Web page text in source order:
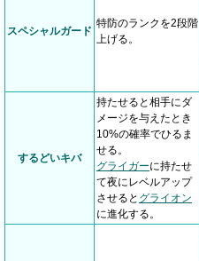
スペシャルガード
特防のランクを2段階
上げる。
するどいキバ
持たせると相手にダ
メージを与えたとき
10%の確率でひるま
せる。
グライガーに持たせ
て夜にレベルアップ
させると グライオン
に進化する。